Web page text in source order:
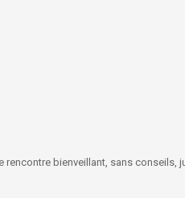
bienveillant, sans conseils,